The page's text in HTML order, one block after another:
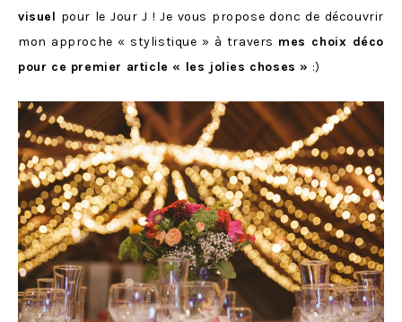
visuel pour le Jour J ! Je vous propose donc de découvrir
mon approche « stylistique » à travers mes choix déco
pour ce premier article « les jolies choses » :)